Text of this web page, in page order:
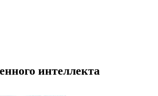
интеллекта